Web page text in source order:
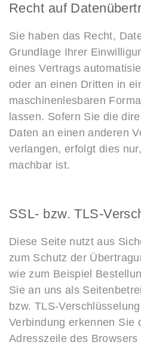
Recht auf
Sie haben das Recht,
Grundlage Ihrer
eines Vertrags
oder an einen Dritten in
maschinenlesbaren
lassen. Sofern Sie die
Daten an einen anderen
verlangen, erfolgt dies
machbar ist.
SSL- bzw. TLS-
Diese Seite nutzt aus
zum Schutz der
wie zum Beispiel
Sie an uns als
bzw. TLS-
Verbindung erkennen Sie
Adresszeile des Browsers